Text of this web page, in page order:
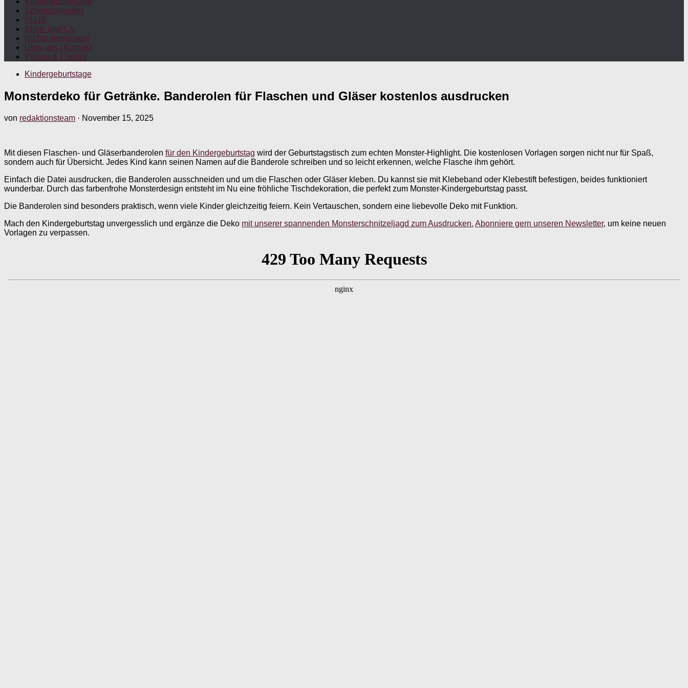
Schnitzeljagden
PLUS
Shirts und Co.
Nichts verpassen!
Über uns / Kontakt
Presse & Creator
Kindergeburtstage
Monsterdeko für Getränke. Banderolen für Flaschen und Gläser kostenlos ausdrucken
von redaktionsteam · November 15, 2025
Mit diesen Flaschen- und Gläserbanderolen für den Kindergeburtstag wird der Geburtstagstisch zum echten Monster-Highlight. Die kostenlosen Vorlagen sorgen nicht nur für Spaß,
sondern auch für Übersicht. Jedes Kind kann seinen Namen auf die Banderole schreiben und so leicht erkennen, welche Flasche ihm gehört.
Einfach die Datei ausdrucken, die Banderolen ausschneiden und um die Flaschen oder Gläser kleben. Du kannst sie mit Klebeband oder Klebestift befestigen, beides funktioniert
wunderbar. Durch das farbenfrohe Monsterdesign entsteht im Nu eine fröhliche Tischdekoration, die perfekt zum Monster-Kindergeburtstag passt.
Die Banderolen sind besonders praktisch, wenn viele Kinder gleichzeitig feiern. Kein Vertauschen, sondern eine liebevolle Deko mit Funktion.
Mach den Kindergeburtstag unvergesslich und ergänze die Deko mit unserer spannenden Monsterschnitzeljagd zum Ausdrucken. Abonniere gern unseren Newsletter, um keine neuen
Vorlagen zu verpassen.